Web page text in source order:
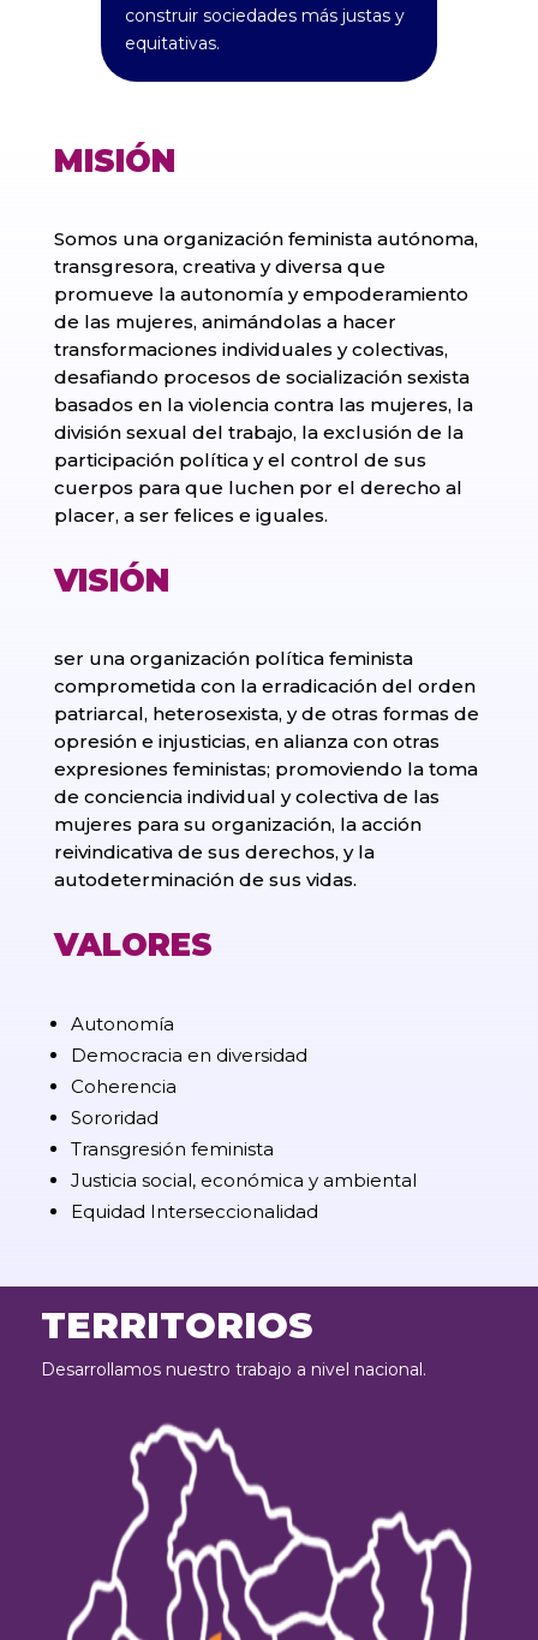
construir sociedades más justas y
equitativas.
MISIÓN
Somos una organización feminista autónoma,
transgresora, creativa y diversa que
promueve la autonomía y empoderamiento
de las mujeres, animándolas a hacer
transformaciones individuales y colectivas,
desafiando procesos de socialización sexista
basados en la violencia contra las mujeres, la
división sexual del trabajo, la exclusión de la
participación política y el control de sus
cuerpos para que luchen por el derecho al
placer, a ser felices e iguales.
VISIÓN
ser una organización política feminista
comprometida con la erradicación del orden
patriarcal, heterosexista, y de otras formas de
opresión e injusticias, en alianza con otras
expresiones feministas; promoviendo la toma
de conciencia individual y colectiva de las
mujeres para su organización, la acción
reivindicativa de sus derechos, y la
autodeterminación de sus vidas.
VALORES
Autonomía
Democracia en diversidad
Coherencia
Sororidad
Transgresión feminista
Justicia social, económica y ambiental
Equidad Interseccionalidad
TERRITORIOS
Desarrollamos nuestro trabajo a nivel nacional.